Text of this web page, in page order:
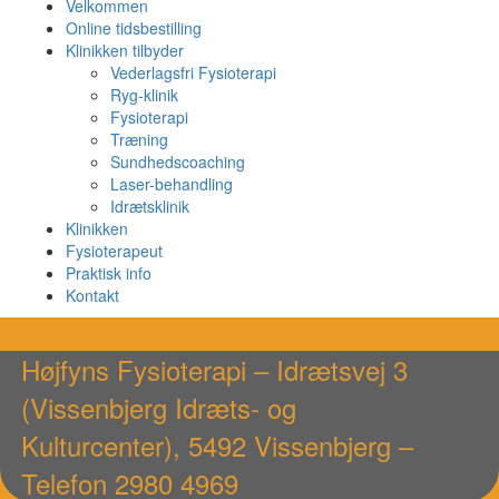
Velkommen
Online tidsbestilling
Klinikken tilbyder
Vederlagsfri Fysioterapi
Ryg-klinik
Fysioterapi
Træning
Sundhedscoaching
Laser-behandling
Idrætsklinik
Klinikken
Fysioterapeut
Praktisk info
Kontakt
Højfyns Fysioterapi – Idrætsvej 3
(Vissenbjerg Idræts- og
Kulturcenter), 5492 Vissenbjerg –
Telefon 2980 4969